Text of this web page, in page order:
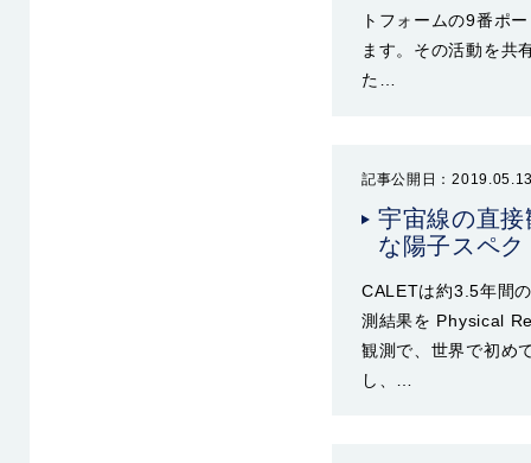
トフォームの9番ポ
ます。その活動を共
た…
記事公開日：
宇宙線の直
な陽子スペ
CALETは約3.5年間
測結果を Physical
観測で、世界で初め
し、…